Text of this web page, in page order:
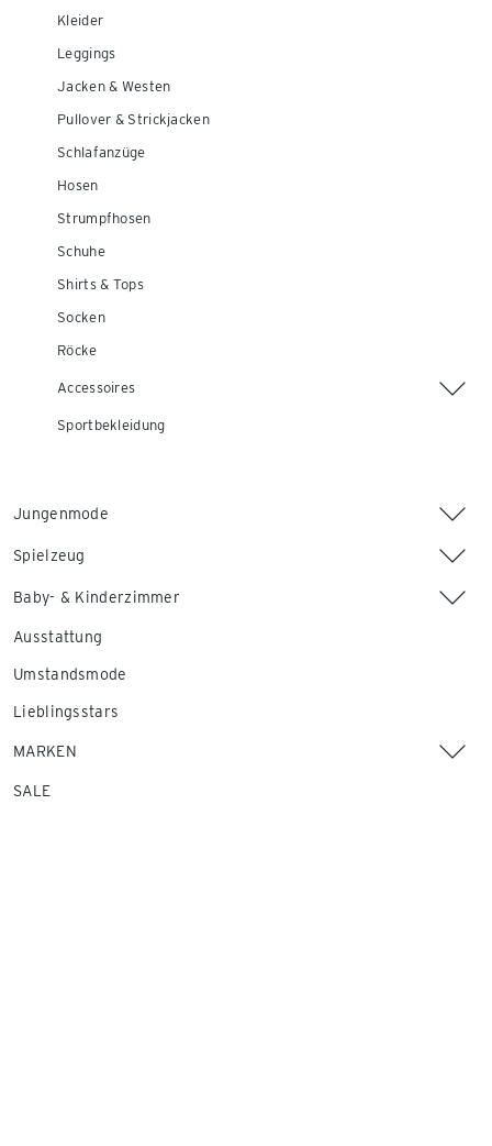
Kleider
Leggings
Jacken & Westen
Pullover & Strickjacken
Schlafanzüge
Hosen
Strumpfhosen
Schuhe
Shirts & Tops
Socken
Röcke
Accessoires
Sportbekleidung
Jungenmode
Spielzeug
Baby- & Kinderzimmer
Ausstattung
Umstandsmode
Lieblingsstars
MARKEN
SALE